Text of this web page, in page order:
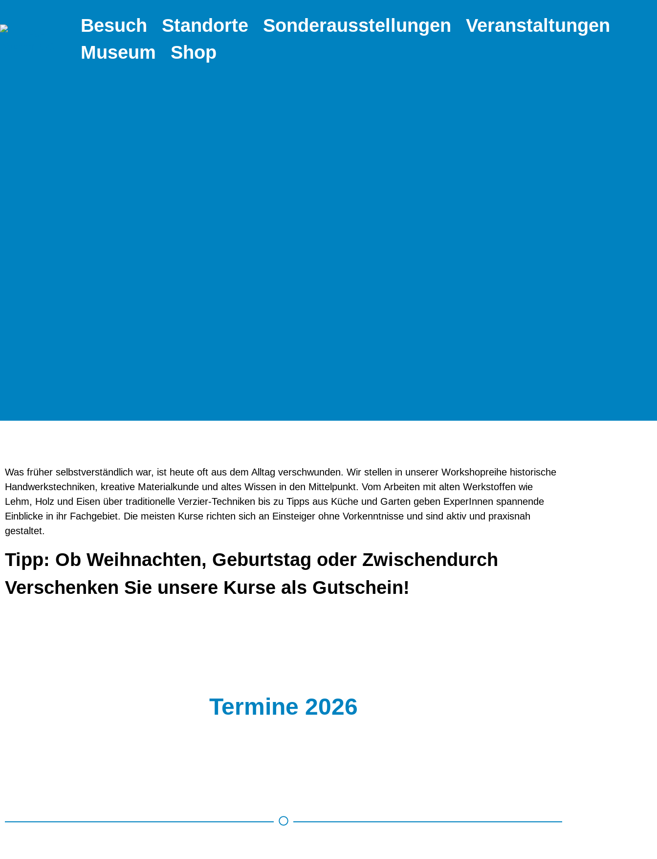
Besuch Standorte Sonderausstellungen
Veranstaltungen
Museum
Shop
Altes Wissen neu
entdeckt
Museum
Was früher selbstverständlich war, ist heute oft aus dem Alltag verschwunden. Wir stellen in unserer Workshopreihe historische
Handwerkstechniken, kreative Materialkunde und altes Wissen in den Mittelpunkt. Vom Arbeiten mit alten Werkstoffen wie
Lehm, Holz und Eisen über traditionelle Verzier-Techniken bis zu Tipps aus Küche und Garten geben ExperInnen spannende
Einblicke in ihr Fachgebiet. Die meisten Kurse richten sich an Einsteiger ohne Vorkenntnisse und sind aktiv und praxisnah
gestaltet.
Tipp: Ob Weihnachten, Geburtstag oder Zwischendurch
Verschenken Sie unsere Kurse als Gutschein!
Termine 2026